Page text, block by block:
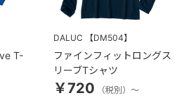
T-
DALUC 【DM504】
ファインフィットロングス
リーブTシャツ
￥720 （税別）～